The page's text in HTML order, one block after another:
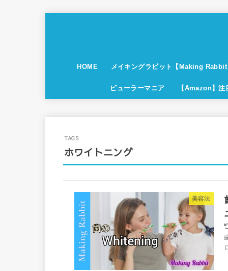
HOME メイキングラビット【Making
ビューラーマニア 【Amazon】
ホワイトニング
美容法